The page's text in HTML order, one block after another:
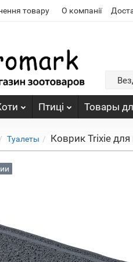
товару О компанії
Птиці Товары
Туалеты Коврик Trixie